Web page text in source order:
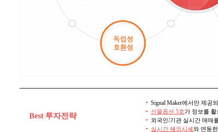
Best 투자전략
Signal Maker에서만 제공
선물옵션 5호가 정보를
외국인/기관 실시간 매매
실시간 해외시세 와 연동